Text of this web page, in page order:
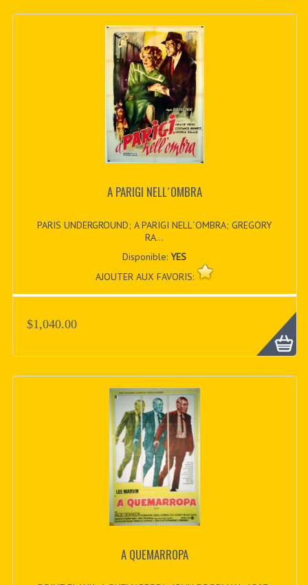
A PARIGI NELL´OMBRA
PARIS UNDERGROUND; A PARIGI NELL´OMBRA; GREGORY
RA...
Disponible:YES
AJOUTER AUX FAVORIS:
$1,040.00
A QUEMARROPA